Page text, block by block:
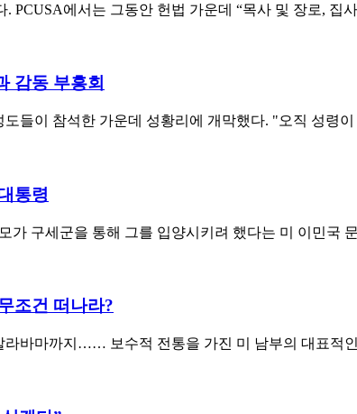
PCUSA에서는 그동안 헌법 가운데 “목사 및 장로,
감동 부흥회
들이 참석한 가운데 성황리에 개막했다. "오직 성령
통령
가 구세군을 통해 그를 입양시키려 했다는 미 이민국
조건 떠나라?
바마까지…… 보수적 전통을 가진 미 남부의 대표적